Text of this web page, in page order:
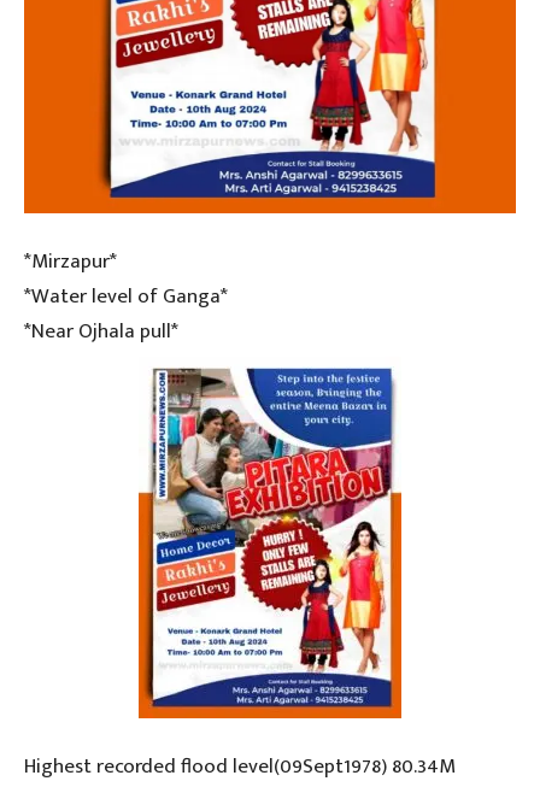
*Mirzapur*
*Water level of Ganga*
*Near Ojhala pull*
Highest recorded flood level(09Sept1978) 80.34M